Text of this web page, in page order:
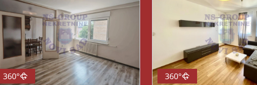
360° 360°